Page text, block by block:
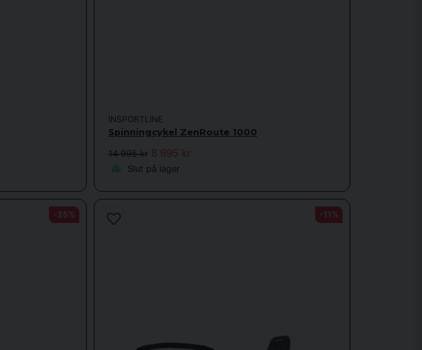
INSPORTLINE
Spinningcykel ZenRoute 1000
14 995 kr 8 995 kr
Slut på lager
-25% -11%